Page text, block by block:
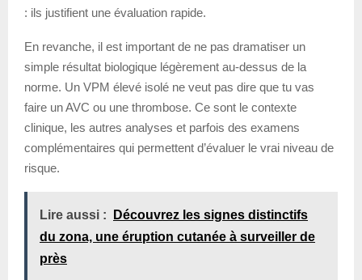
: ils justifient une évaluation rapide.
En revanche, il est important de ne pas dramatiser un
simple résultat biologique légèrement au-dessus de la
norme. Un VPM élevé isolé ne veut pas dire que tu vas
faire un AVC ou une thrombose. Ce sont le contexte
clinique, les autres analyses et parfois des examens
complémentaires qui permettent d’évaluer le vrai niveau de
risque.
Lire aussi :
Découvrez les signes distinctifs
du zona, une éruption cutanée à surveiller de
près